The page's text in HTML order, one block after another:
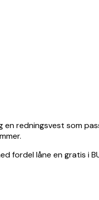
redningsvest som
fordel låne en gratis i